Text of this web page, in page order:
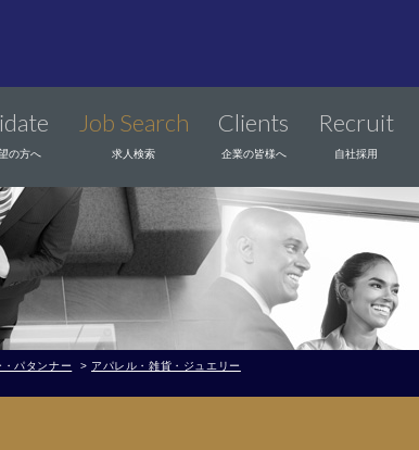
の方へ
Job Search
求人検索
Clients
企業の皆様へ
Recruit
自社採用
パタンナー > アパレル・雑貨・ジュエリー